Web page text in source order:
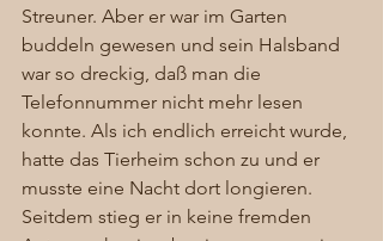
Streuner. Aber er war im Garten
buddeln gewesen und sein Halsband
war so dreckig, daß man die
Telefonnummer nicht mehr lesen
konnte. Als ich endlich erreicht wurde,
hatte das Tierheim schon zu und er
musste eine Nacht dort longieren.
Seitdem stieg er in keine fremden